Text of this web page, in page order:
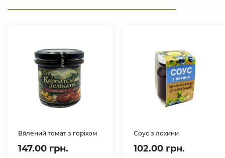
В`ялений томат з горіхом
147.00 грн.
Соус з лохини
102.00 грн.